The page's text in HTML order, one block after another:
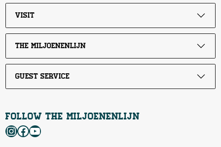
Visit
The Miljoenenlijn
Guest service
Follow the Miljoenenlijn
Instagram
Facebook
YouTube